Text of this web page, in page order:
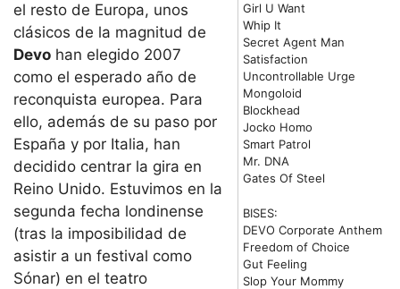
Girl U Want
Whip It
Secret Agent Man
Satisfaction
Uncontrollable Urge
Mongoloid
Blockhead
Jocko Homo
Smart Patrol
Mr. DNA
Gates Of Steel
BISES:
DEVO Corporate Anthem
Freedom of Choice
Gut Feeling
Slop Your Mommy
el resto de Europa, unos
clásicos de la magnitud de
Devo han elegido 2007
como el esperado año de
reconquista europea. Para
ello, además de su paso por
España y por Italia, han
decidido centrar la gira en
Reino Unido. Estuvimos en la
segunda fecha londinense
(tras la imposibilidad de
asistir a un festival como
Sónar) en el teatro